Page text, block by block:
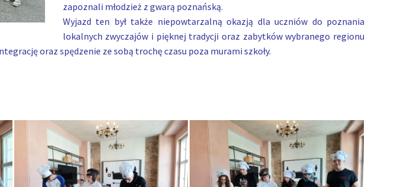
zapoznali młodzież z gwarą poznańską.
Wyjazd ten był także niepowtarzalną okazją dla uczniów do poznania
lokalnych zwyczajów i pięknej tradycji oraz zabytków wybranego regionu
oraz spędzenie ze sobą trochę czasu poza murami szkoły.